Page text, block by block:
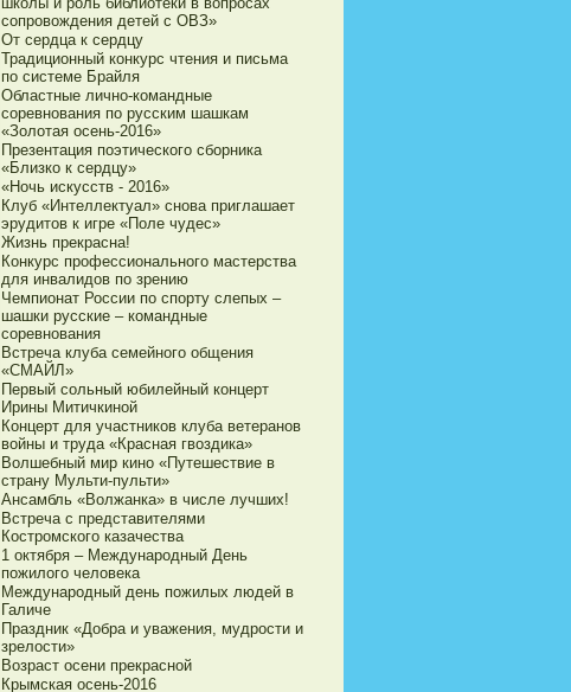
сопровождения детей с ОВЗ»
От сердца к сердцу
Традиционный конкурс чтения и письма
по системе Брайля
Областные лично-командные
соревнования по русским шашкам
«Золотая осень-2016»
Презентация поэтического сборника
«Близко к сердцу»
«Ночь искусств - 2016»
Клуб «Интеллектуал» снова приглашает
эрудитов к игре «Поле чудес»
Жизнь прекрасна!
Конкурс профессионального мастерства
для инвалидов по зрению
Чемпионат России по спорту слепых –
шашки русские – командные
соревнования
Встреча клуба семейного общения
«СМАЙЛ»
Первый сольный юбилейный концерт
Ирины Митичкиной
Концерт для участников клуба ветеранов
войны и труда «Красная гвоздика»
Волшебный мир кино «Путешествие в
страну Мульти-пульти»
Ансамбль «Волжанка» в числе лучших!
Встреча с представителями
Костромского казачества
1 октября – Международный День
пожилого человека
Международный день пожилых людей в
Галиче
Праздник «Добра и уважения, мудрости и
зрелости»
Возраст осени прекрасной
Крымская осень-2016